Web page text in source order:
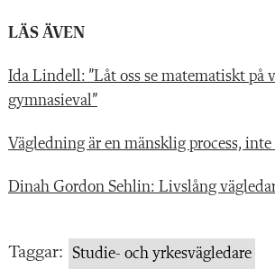
LÄS ÄVEN
Ida Lindell: ”Låt oss se matematiskt på
gymnasieval”
Vägledning är en mänsklig process,
Dinah Gordon Sehlin: Livslång
Taggar: Studie- och yrkesvägledare